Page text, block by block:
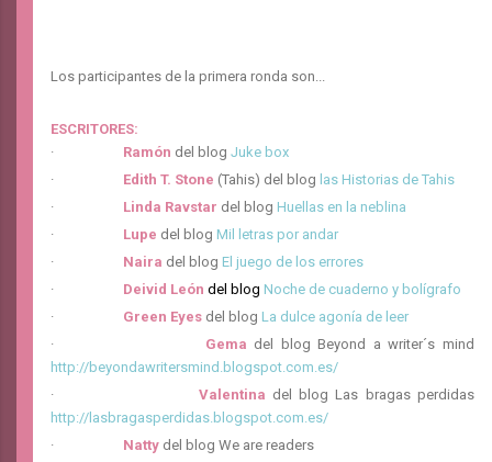
Los participantes de la primera ronda son...
ESCRITORES:
·
Ramón del blog Juke box
·
Edith T. Stone (Tahis) del blog las Historias de Tahis
·
Linda Ravstar del blog Huellas en la neblina
·
Lupe del blog Mil letras por andar
·
Naira del blog El juego de los errores
·
Deivid León del blog Noche de cuaderno y bolígrafo
·
Green Eyes del blog La dulce agonía de leer
·
Gema del blog Beyond a writer´s mind
http://beyondawritersmind.blogspot.com.es/
·
Valentina del blog Las bragas perdidas
http://lasbragasperdidas.blogspot.com.es/
·
Natty del blog We are readers